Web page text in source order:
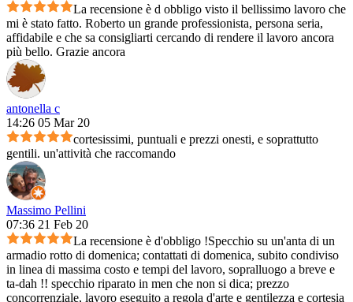
La recensione è d obbligo visto il bellissimo lavoro che
mi è stato fatto. Roberto un grande professionista, persona seria,
affidabile e che sa consigliarti cercando di rendere il lavoro ancora
più bello. Grazie ancora
antonella c
14:26 05 Mar 20
cortesissimi, puntuali e prezzi onesti, e soprattutto
gentili. un'attività che raccomando
Massimo Pellini
07:36 21 Feb 20
La recensione è d'obbligo !Specchio su un'anta di un
armadio rotto di domenica; contattati di domenica, subito condiviso
in linea di massima costo e tempi del lavoro, sopralluogo a breve e
ta-dah !! specchio riparato in men che non si dica; prezzo
concorrenziale, lavoro eseguito a regola d'arte e gentilezza e cortesia